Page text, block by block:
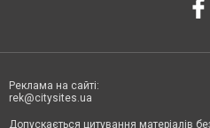
Реклама на сайті:
rek@citysites.ua
Допускається цитування матеріалів